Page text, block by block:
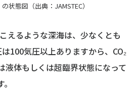
状態図（出典：JAMSTEC）
えるような深海は、少なくとも
100気圧以上ありますから、CO₂
液体もしくは超臨界状態になって